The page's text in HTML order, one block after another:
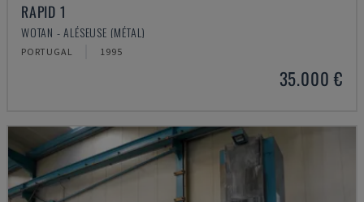
RAPID 1
WOTAN - ALÉSEUSE (MÉTAL)
PORTUGAL 1995
35.000 €